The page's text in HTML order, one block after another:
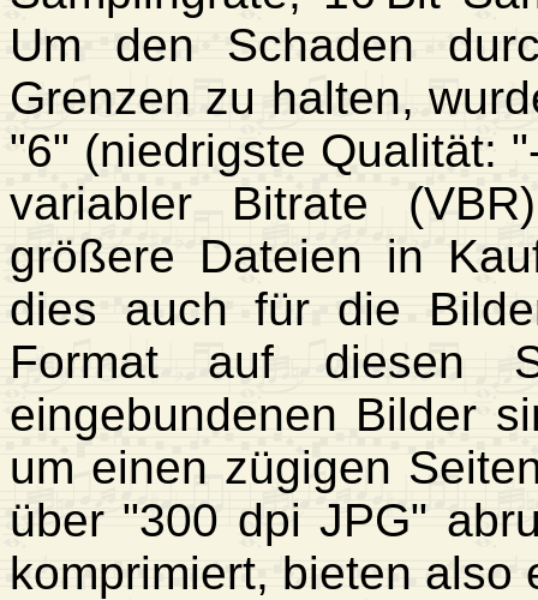
Um den Schaden
Grenzen zu halten,
"6" (niedrigste Qualität:
variabler Bitrate
größere Dateien in
dies auch für die
Format auf diesen
eingebundenen Bilder
um einen zügigen
über "300 dpi JPG"
komprimiert, bieten also